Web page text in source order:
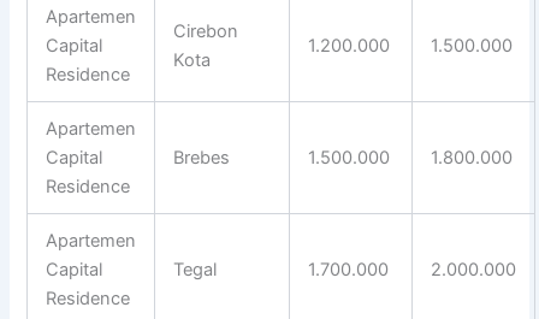
Apartemen
Capital
Residence
Cirebon
Kota
1.200.000 1.500.000
Apartemen
Capital
Residence
Brebes 1.500.000 1.800.000
Apartemen
Capital
Residence
Tegal 1.700.000 2.000.000